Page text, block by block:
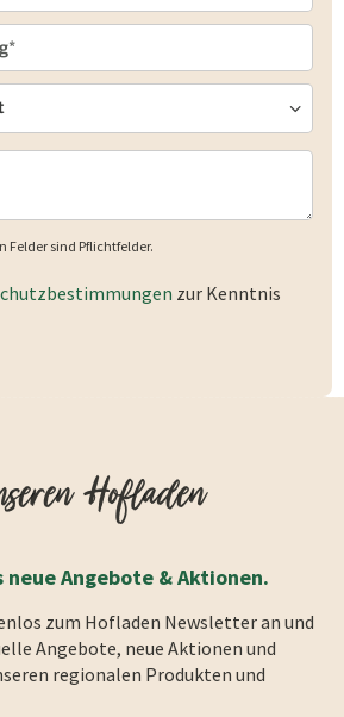
Felder sind Pflichtfelder.
zur Kenntnis
Hofladen
Angebote & Aktionen.
zum Hofladen Newsletter an und
Angebote, neue Aktionen und
regionalen Produkten und